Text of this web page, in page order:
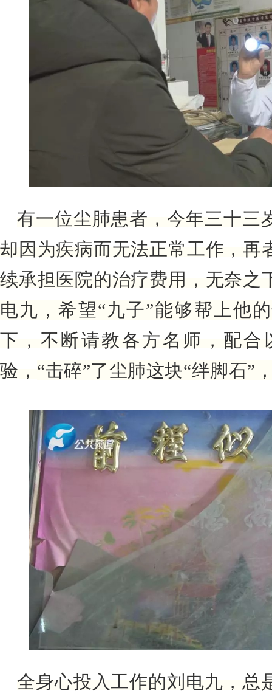
有一位尘肺患者，今年三十三
却因为疾病而无法正常工作，再
续承担医院的治疗费用， 无奈之
电九，希望“九子”能够帮上他
下， 不断请教各方名师， 配合
验， “击碎”了尘肺这块“绊脚石”
全身心投入工作的刘电九，总